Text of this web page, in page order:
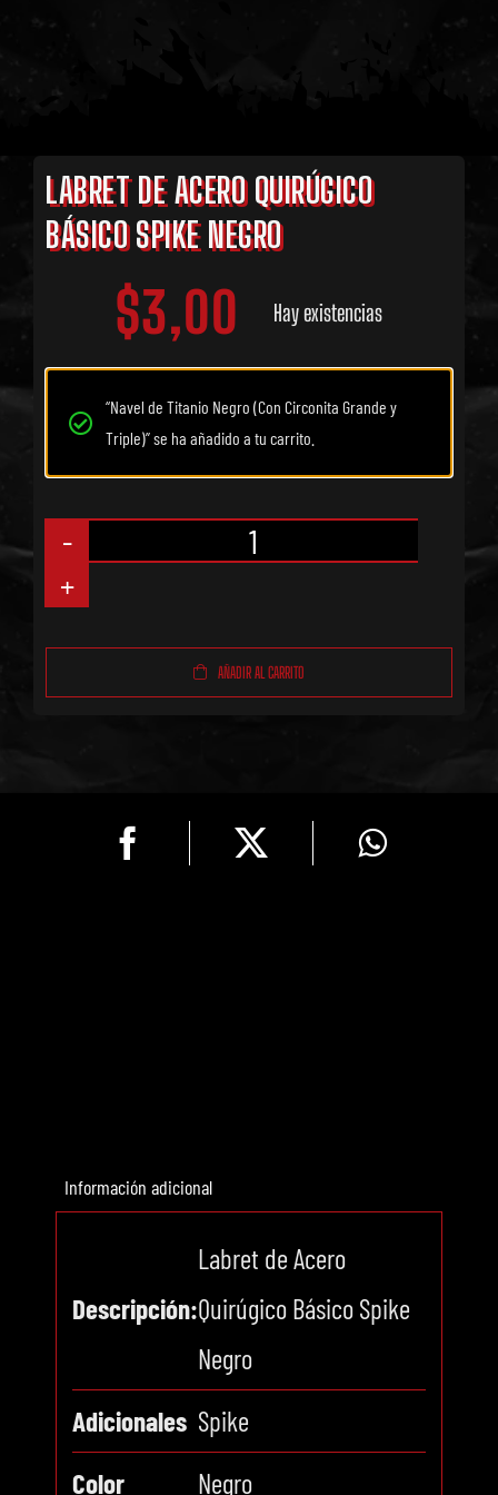
LABRET DE ACERO QUIRÚGICO
BÁSICO SPIKE NEGRO
$3,00 Hay existencias
“Navel de Titanio Negro (Con Circonita Grande y
Triple)” se ha añadido a tu carrito.
de
Básico
Spike
AÑADIR AL CARRITO
Información adicional
Descripción:
Labret de Acero
Quirúgico Básico Spike
Negro
Adicionales Spike
Color
Negro